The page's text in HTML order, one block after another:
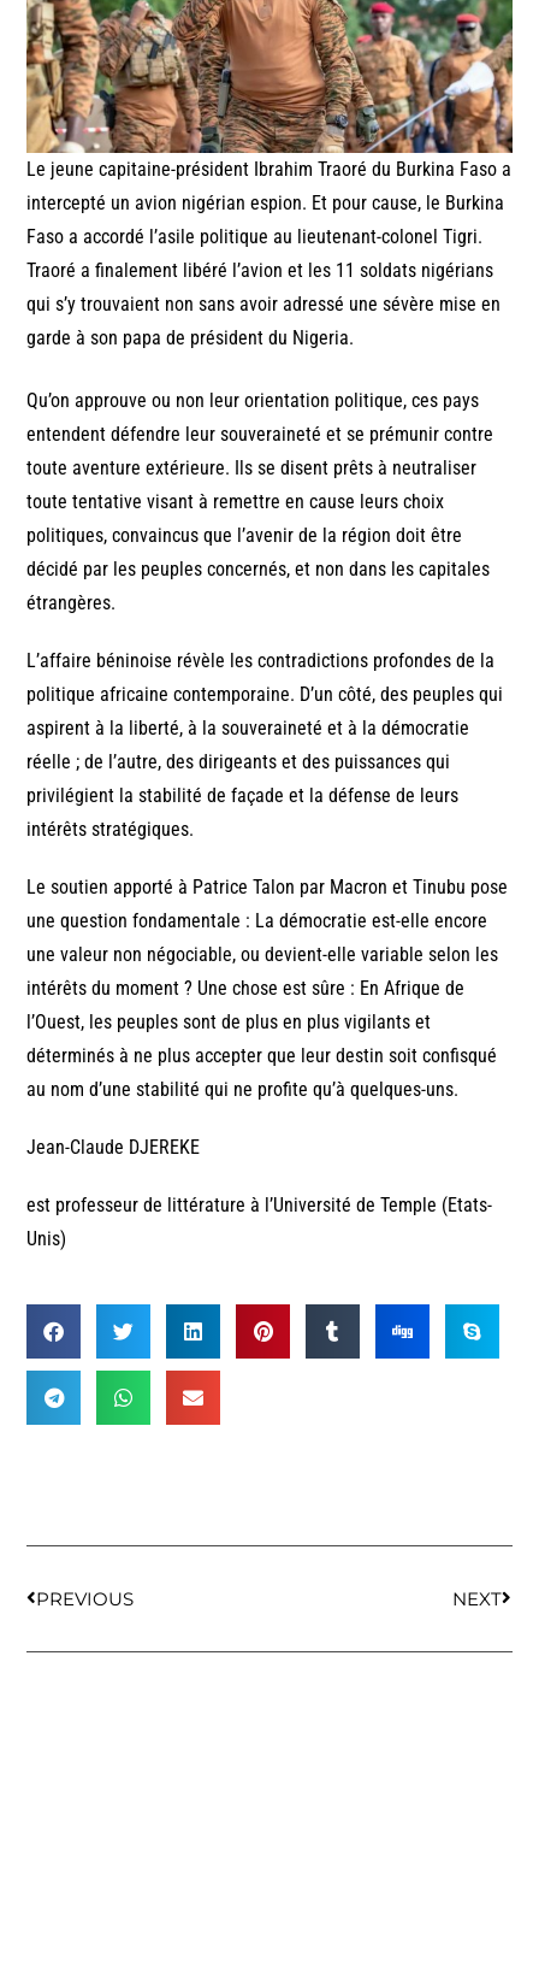
Le jeune capitaine-président Ibrahim Traoré du Burkina Faso a
intercepté un avion nigérian espion. Et pour cause, le Burkina
Faso a accordé l’asile politique au lieutenant-colonel Tigri.
Traoré a finalement libéré l’avion et les 11 soldats nigérians
qui s’y trouvaient non sans avoir adressé une sévère mise en
garde à son papa de président du Nigeria.
Qu’on approuve ou non leur orientation politique, ces pays
entendent défendre leur souveraineté et se prémunir contre
toute aventure extérieure. Ils se disent prêts à neutraliser
toute tentative visant à remettre en cause leurs choix
politiques, convaincus que l’avenir de la région doit être
décidé par les peuples concernés, et non dans les capitales
étrangères.
L’affaire béninoise révèle les contradictions profondes de la
politique africaine contemporaine. D’un côté, des peuples qui
aspirent à la liberté, à la souveraineté et à la démocratie
réelle ; de l’autre, des dirigeants et des puissances qui
privilégient la stabilité de façade et la défense de leurs
intérêts stratégiques.
Le soutien apporté à Patrice Talon par Macron et Tinubu pose
une question fondamentale : La démocratie est-elle encore
une valeur non négociable, ou devient-elle variable selon les
intérêts du moment ? Une chose est sûre : En Afrique de
l’Ouest, les peuples sont de plus en plus vigilants et
déterminés à ne plus accepter que leur destin soit confisqué
au nom d’une stabilité qui ne profite qu’à quelques-uns.
Jean-Claude DJEREKE
est professeur de littérature à l’Université de Temple (Etats-
Unis)
PREVIOUS NEXT